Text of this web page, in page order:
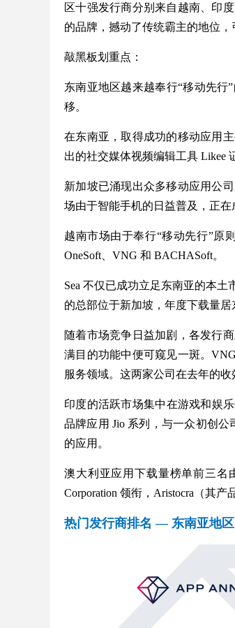
区十强发行商分别来自越南、印
的品牌，撼动了传统霸主的地位，
敲黑板划重点：
东南亚地区越来越奉行“移动先行
移。
在东南亚，取得成功的移动应用
出的社交媒体视频编辑工具 Likee
新加坡已涌现出众多移动应用公
场由于智能手机的日益普及，正在
越南市场由于奉行“移动先行”原
OneSoft、VNG 和 BACHASoft。
Sea 不仅已成功立足东南亚的本
的总部位于新加坡，年度下载量居
随着市场竞争日益加剧，各发行
满目的功能中便可窥见一斑。
服务领域。这两家公司在去年的
印度的活跃市场集中在游戏和娱
品牌应用 Jio 系列，与一众初创
的应用。
澳大利亚应用下载量榜单前三名由
Corporation 领衔，Aristocra（其
热门发行商排名 — 东南亚地区